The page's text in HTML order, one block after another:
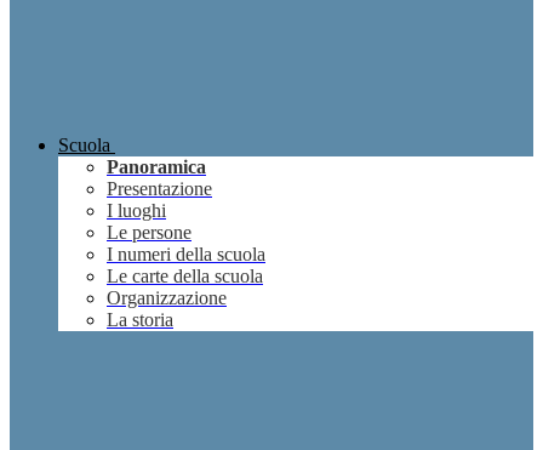
Scuola
Panoramica
Presentazione
I luoghi
Le persone
I numeri della scuola
Le carte della scuola
Organizzazione
La storia